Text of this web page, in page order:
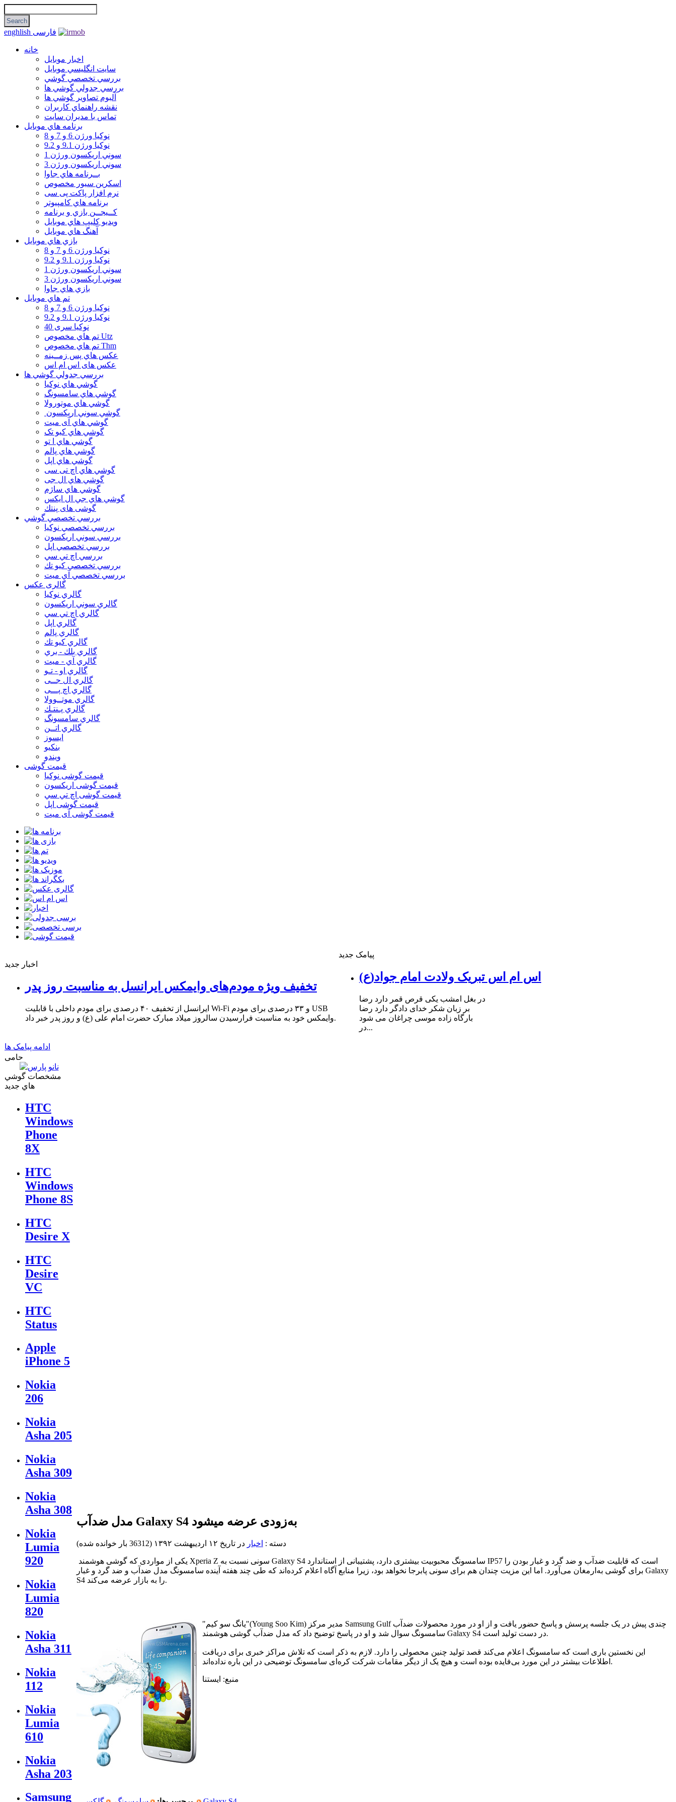
enghlish فارسی
خانه
اخبار موبایل
سايت انگليسي موبايل
بررسي تخصصي گوشي
بررسي جدولي گوشي ها
آلبوم تصاوير گوشي ها
نقشه راهنماي كاربران
تماس با مديران سايت
برنامه هاي موبايل
نوکیا ورژن 6 و 7 و 8
نوکیا ورژن 9.1 و 9.2
سوني اريكسون ورژن 1
سوني اريكسون ورژن 3
بــرنامه هاي جاوا
اسكرين سيور مخصوص
نرم افزار پاکت پی سی
برنامه هاي كامپيوتر
كــيجــن بازي و برنامه
ويديو كليپ هاي موبايل
آهنگ هاي موبايل
بازي هاي موبايل
نوكيا ورژن 6 و 7 و 8
نوكيا ورژن 9.1 و 9.2
سوني اريكسون ورژن 1
سوني اريكسون ورژن 3
بازي هاي جاوا
تم هاي موبايل
نوكيا ورژن 6 و 7 و 8
نوكيا ورژن 9.1 و 9.2
نوکیا سری 40
تم هاي مخصوص Utz
تم هاي مخصوص Thm
عكس هاي پس زمــينه
عكس های اس ام اس
بررسي جدولي گوشي ها
گوشي هاي نوكيا
گوشي هاي سامسونگ
گوشي هاي موتورولا
گوشي سوني اريكسون
گوشي هاي آی میت
گوشي هاي کیو تک
گوشي هاي ا تو
گوشي هاي پالم
گوشي هاي اپل
گوشي هاي اچ تی سی
گوشي هاي ال جی
گوشي هاي ساژم
گوشي هاي جي ال ايكس
گوشی های پنتك
بررسي تخصصي گوشي
بررسي تخصصي نوكيا
بررسي سوني اريكسون
بررسي تخصصي اپل
بررسي اچ تي سي
بررسي تخصصي كيو تك
بررسي تخصصي آي ميت
گالری عکس
گالري نوكيا
گالري سوني اريكسون
گالري اچ تي سي
گالري اپل
گالري پالم
گالري كيو تك
گالري بلك - بري
گالري آي - ميت
گالري او - تـو
گالري ال جــی
گالري اچ پـــی
گالري موتــوولا
گالري پـنتـك
گالري سامسونگ
گالري اتــن
ایسوز
بنکیو
ویندو
قیمت گوشی
قیمت گوشی نوكيا
قیمت گوشی اريكسون
قیمت گوشی اچ تي سي
قیمت گوشی اپل
قیمت گوشی آی میت
اخبار جدید
تخفیف ویژه مودم‌های وایمکس ایرانسل به مناسبت روز پدر
ایرانسل از تخفیف ۴۰ درصدی برای مودم داخلی با قابلیت Wi-Fi و ۳۳ درصدی برای مودم USB
وایمکس خود به مناسبت فرارسیدن سالروز میلاد مبارک حضرت امام علی (ع) و روز پدر خبر داد.
پیامک جدید
اس ام اس تبریک ولادت امام جواد(ع)
در بغل امشب یکى قرص قمر دارد رضا
بر زبان شکر خداى دادگر دارد رضا
بارگاه زاده موسى چراغان مى شود
در...
ادامه پیامک ها
حامی
مشخصات گوشي
هاي جديد
HTC
Windows
Phone
8X
HTC
Windows
Phone 8S
HTC
Desire X
HTC
Desire
VC
HTC
Status
Apple
iPhone 5
Nokia
206
Nokia
Asha 205
Nokia
Asha 309
Nokia
Asha 308
Nokia
Lumia
920
Nokia
Lumia
820
Nokia
Asha 311
Nokia
112
Nokia
Lumia
610
Nokia
Asha 203
Samsung
مدل ضدآب Galaxy S4 به‌زودی عرضه میشود
دسته : اخبار در تاريخ ۱۲ اردیبهشت ۱۳۹۲ (36312 بار خوانده شده )
برای گوشی به‌ارمغان می‌آورد. اما این مزیت چندان هم برای سونی پابرجا نخواهد بود، زیرا منابع آگاه اعلام کرده‌اند که طی چند هفته آینده سامسونگ مدل ضدآب و ضد گرد و غبار Galaxy
S4 را به‌ بازار عرضه می‌کند.
"یانگ سو کیم"(Young Soo Kim) مدیر مرکز Samsung Gulf چندی پیش در یک جلسه پرسش و پاسخ حضور یافت و از او در مورد محصولات ضدآب
سامسونگ سوال شد و او در پاسخ توضیح داد که مدل ضدآب گوشی هوشمند Galaxy S4 در دست تولید است.
این نخستین باری است که سامسونگ اعلام می‌کند قصد تولید چنین محصولی را دارد. لازم به ذکر است که تلاش مراکز خبری برای دریافت
اطلاعات بیشتر در این مورد بی‌فایده بوده است و هیچ یک از دیگر مقامات شرکت کره‌ای سامسونگ توضیحی در این باره نداده‌اند.
منبع: ایستنا